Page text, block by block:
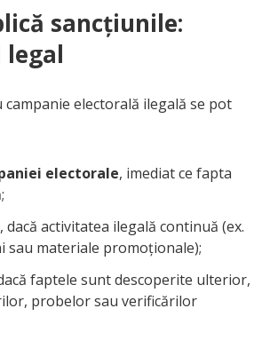
sancțiunile:
electorală ilegală se pot
electorale, imediat ce fapta
, dacă activitatea ilegală continuă (ex.
sau materiale promoționale);
faptele sunt descoperite ulterior,
probelor sau verificărilor